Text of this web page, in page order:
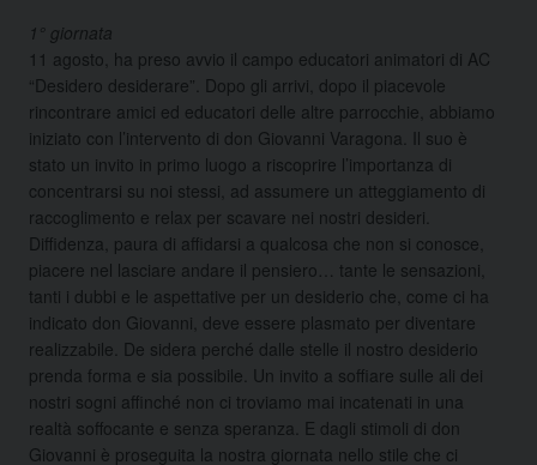
1° giornata
11 agosto, ha preso avvio il campo educatori animatori di AC
“Desidero desiderare”. Dopo gli arrivi, dopo il piacevole
rincontrare amici ed educatori delle altre parrocchie, abbiamo
iniziato con l’intervento di don Giovanni Varagona. Il suo è
stato un invito in primo luogo a riscoprire l’importanza di
concentrarsi su noi stessi, ad assumere un atteggiamento di
raccoglimento e relax per scavare nei nostri desideri.
Diffidenza, paura di affidarsi a qualcosa che non si conosce,
piacere nel lasciare andare il pensiero… tante le sensazioni,
tanti i dubbi e le aspettative per un desiderio che, come ci ha
indicato don Giovanni, deve essere plasmato per diventare
realizzabile. De sidera perché dalle stelle il nostro desiderio
prenda forma e sia possibile. Un invito a soffiare sulle ali dei
nostri sogni affinché non ci troviamo mai incatenati in una
realtà soffocante e senza speranza. E dagli stimoli di don
Giovanni è proseguita la nostra giornata nello stile che ci